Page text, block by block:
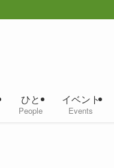
ひと
People
イベント
Events